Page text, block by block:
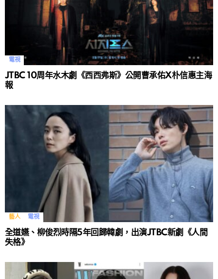
電視
JTBC 10周年水木劇《西西弗斯》公開曹承佑X朴信惠主海
報
藝人 電視
全道嬿、柳俊烈時隔5年回歸韓劇，出演JTBC新劇《人間
失格》